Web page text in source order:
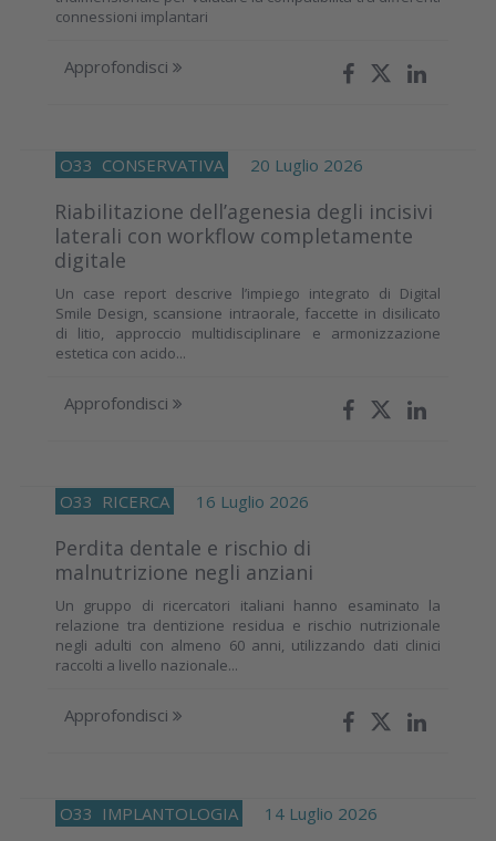
connessioni implantari
Approfondisci
O33 CONSERVATIVA 20 Luglio 2026
Riabilitazione dell’agenesia degli incisivi
laterali con workflow completamente
digitale
Un case report descrive l’impiego integrato di Digital
Smile Design, scansione intraorale, faccette in disilicato
di litio, approccio multidisciplinare e armonizzazione
estetica con acido...
Approfondisci
O33 RICERCA 16 Luglio 2026
Perdita dentale e rischio di
malnutrizione negli anziani
Un gruppo di ricercatori italiani hanno esaminato la
relazione tra dentizione residua e rischio nutrizionale
negli adulti con almeno 60 anni, utilizzando dati clinici
raccolti a livello nazionale...
Approfondisci
O33 IMPLANTOLOGIA 14 Luglio 2026